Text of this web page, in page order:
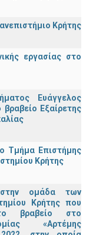
Κρήτης
εργασίας στο
Ευάγγελος
Εξαίρετης
Τμήμα Επιστήμης
Κρήτης
στην ομάδα των
Κρήτης που
βραβείο στο
«Αρτέμης